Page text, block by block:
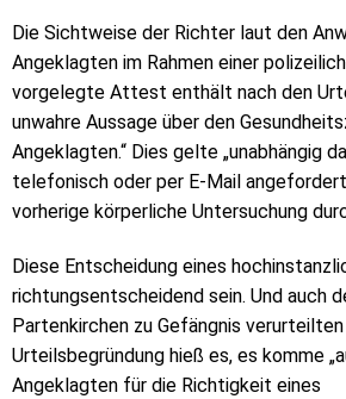
Die Sichtweise der Richter laut den
Angeklagten im Rahmen einer
vorgelegte Attest enthält nach den
unwahre Aussage über den
Angeklagten.“ Dies gelte „unabhängig
telefonisch oder per E-Mail
vorherige körperliche Untersuchung
Diese Entscheidung eines
richtungsentscheidend sein. Und auch
Partenkirchen zu Gefängnis
Urteilsbegründung hieß es, es komme
Angeklagten für die Richtigkeit eines